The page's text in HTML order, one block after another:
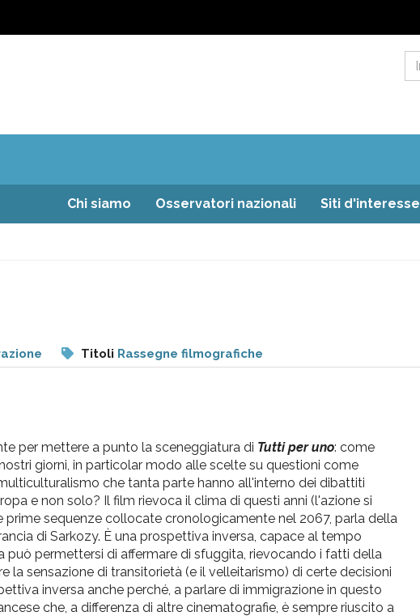
Chi siamo Osservatori nazionali Siti d'interesse
Titoli Rassegne filmografiche
per mettere a punto la sceneggiatura di Tutti peruno: come
giorni , in particolar modo alle scelte su questioni come
che tanta parte hanno all'interno dei dibattiti
e non solo? Il film rievoca il clima di questi anni (l'azione si
prime sequenze collocate cronologicamente nel 2067, parla della
di Sarkozy. È una prospettiva inversa, capace al tempo
può permettersi di affermare di sfuggita, rievocando i fatti della
la sensazione di transitorietà (e il velleitarismo) di certe decisioni
inversa anche perché, a parlare di immigrazione in questo
che , a differenza di altre cinematografie, è sempre riuscito a